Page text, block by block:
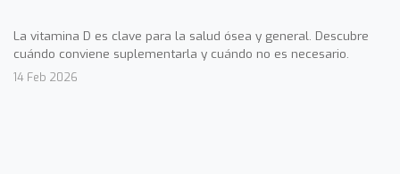
La vitamina D es clave para la salud ósea y general. Descubre
cuándo conviene suplementarla y cuándo no es necesario.
14 Feb 2026